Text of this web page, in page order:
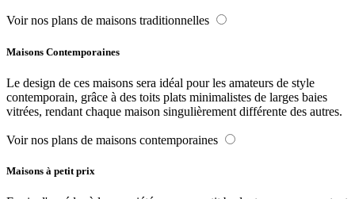
Voir nos plans de maisons traditionnelles
Maisons Contemporaines
Le design de ces maisons sera idéal pour les amateurs de style
contemporain, grâce à des toits plats minimalistes de larges baies
vitrées, rendant chaque maison singulièrement différente des autres.
Voir nos plans de maisons contemporaines
Maisons à petit prix